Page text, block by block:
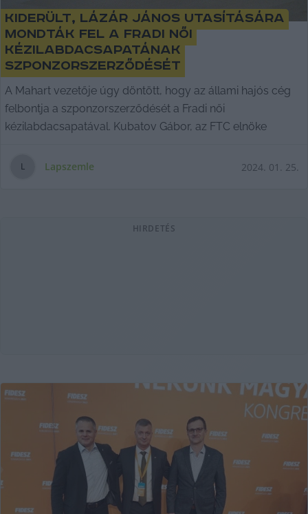
Kiderült, Lázár János utasítására
mondták fel a Fradi női
kézilabdacsapatának
szponzorszerződését
A Mahart vezetője úgy döntött, hogy az állami hajós cég
felbontja a szponzorszerződését a Fradi női
kézilabdacsapatával. Kubatov Gábor, az FTC elnöke
L Lapszemle 2024. 01. 25.
HIRDETÉS